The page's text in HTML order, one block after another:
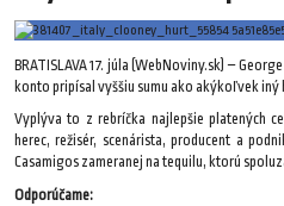
BRATISLAVA 17. júla (WebNoviny.sk) –
konto pripísal vyššiu sumu ako akýkoľvek iný
Vyplýva to z rebríčka najlepšie platených
herec, režisér, scenárista, producent a
Casamigos zameranej na tequilu, ktorú
Odporúčame: